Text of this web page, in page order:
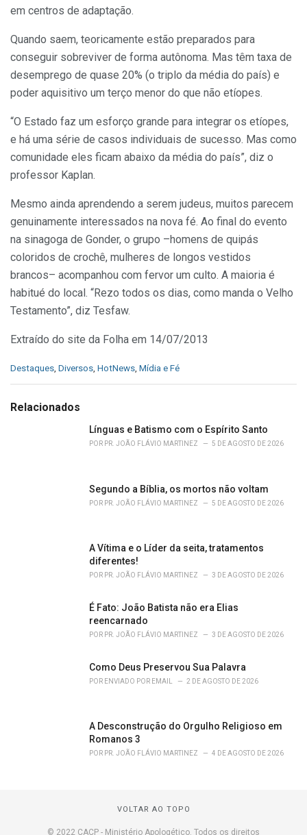
em centros de adaptação.
Quando saem, teoricamente estão preparados para
conseguir sobreviver de forma autônoma. Mas têm taxa de
desemprego de quase 20% (o triplo da média do país) e
poder aquisitivo um terço menor do que não etíopes.
“O Estado faz um esforço grande para integrar os etíopes,
e há uma série de casos individuais de sucesso. Mas como
comunidade eles ficam abaixo da média do país”, diz o
professor Kaplan.
Mesmo ainda aprendendo a serem judeus, muitos parecem
genuinamente interessados na nova fé. Ao final do evento
na sinagoga de Gonder, o grupo –homens de quipás
coloridos de crochê, mulheres de longos vestidos
brancos– acompanhou com fervor um culto. A maioria é
habitué do local. “Rezo todos os dias, como manda o Velho
Testamento”, diz Tesfaw.
Extraído do site da Folha em 14/07/2013
C
e
Destaques Diversos HotNews Mídia e Fé
Relacionados
Línguas e Batismo com o Espírito Santo
POR PR. JOÃO FLÁVIO MARTINEZ 5 DE AGOSTO DE 2026
Segundo a Bíblia, os mortos não voltam
POR PR. JOÃO FLÁVIO MARTINEZ 5 DE AGOSTO DE 2026
A Vítima e o Líder da seita, tratamentos
diferentes!
POR PR. JOÃO FLÁVIO MARTINEZ 3 DE AGOSTO DE 2026
É Fato: João Batista não era Elias
reencarnado
POR PR. JOÃO FLÁVIO MARTINEZ 3 DE AGOSTO DE 2026
Como Deus Preservou Sua Palavra
POR ENVIADO POR EMAIL 2 DE AGOSTO DE 2026
A Desconstrução do Orgulho Religioso em
Romanos 3
POR PR. JOÃO FLÁVIO MARTINEZ 4 DE AGOSTO DE 2026
VOLTAR AO TOPO
© 2022 CACP - Ministério Apologético. Todos os direitos